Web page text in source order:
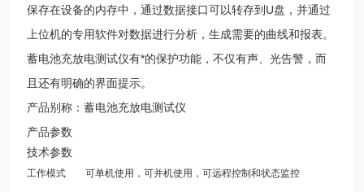
保存在设备的内存中，通过数据接口可以转存到U盘，并通过
上位机的专用软件对数据进行分析，生成需要的曲线和报表。
蓄电池充放电测试仪有*的保护功能，不仅有声、光告警，而
且还有明确的界面提示。
产品别称：蓄电池充放电测试仪
产品参数
技术参数
工作模式 可单机使用，可并机使用，可远程控制和状态监控